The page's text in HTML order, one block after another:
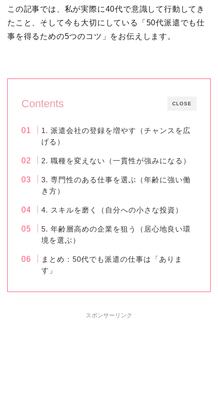
この記事では、私が実際に40代で意識して行動してき
たこと、そして今も大切にしている「50代派遣でも仕
事を得るための5つのコツ」をお伝えします。
CLOSE
Contents
1. 派遣会社の登録を増やす（チャンスを広
げる）
2. 職種を変えない（一貫性が強みになる）
3. 専門性のある仕事を選ぶ（年齢に強い働
き方）
4. スキルを磨く（自分への小さな投資）
5. 年齢層高めの企業を狙う（居心地良い環
境を選ぶ）
まとめ：50代でも派遣の仕事は「ありま
す」
スポンサーリンク